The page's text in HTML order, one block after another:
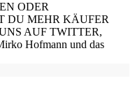
ODER
DU MEHR KÄUFER
AUF TWITTER,
Hofmann und das